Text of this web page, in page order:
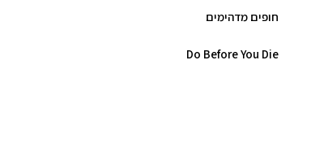
חופים מדהימים
Do Before You Die